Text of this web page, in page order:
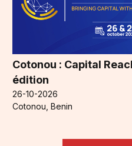
Cotonou : Capital
édition
26-10-2026
Cotonou, Benin